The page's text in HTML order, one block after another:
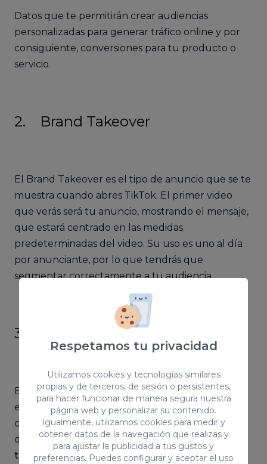
Respetamos tu privacidad
Utilizamos cookies y tecnologías similares
propias y de terceros, de sesión o persistentes,
para hacer funcionar de manera segura nuestra
página web y personalizar su contenido.
Igualmente, utilizamos cookies para medir y
obtener datos de la navegación que realizas y
para ajustar la publicidad a tus gustos y
preferencias. Puedes configurar y aceptar el uso
Datos que te permitirán crear audiencias
personalizadas para generar tráfico online y por
consiguiente, conversiones para tu producto o
servicio.
2. Brand Takeover
El Brand Takeover es el tipo de anuncio que se te
muestra cuando abres TikTok. El primer video
que verás será tu anuncio, mostrando el mensaje,
que estará centrado en las medidas
predeterminadas del video. Su uso es uno al día
por anunciante, por lo que tendrás que
segmentar correctamente a tu audiencia.
3. Hashtag Challenge
El Hashtag Challenger es un tipo de publicidad
en Tiktok que está basada en la creación de
contenido por parte de los seguidores alrededor
de un hashtag que supone un desafío.Crear un
trend, un gesto o promover una ayuda solidaria